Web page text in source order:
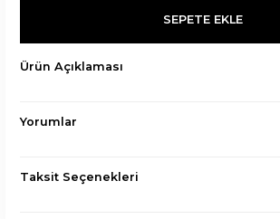
SEPETE EKLE
Ürün Açıklaması
Yorumlar
Taksit Seçenekleri